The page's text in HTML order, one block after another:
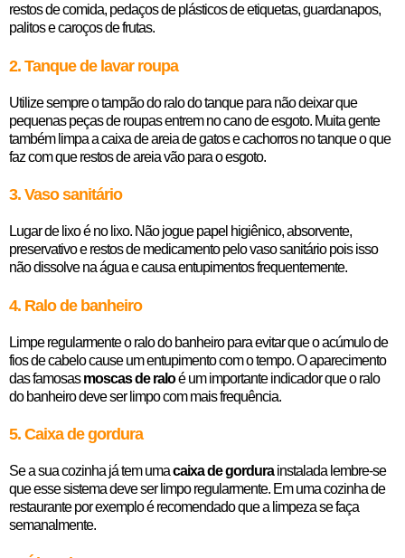
restos de comida, pedaços de plásticos de etiquetas, guardanapos,
palitos e caroços de frutas.
2. Tanque de lavar roupa
Utilize sempre o tampão do ralo do tanque para não deixar que
pequenas peças de roupas entrem no cano de esgoto. Muita gente
também limpa a caixa de areia de gatos e cachorros no tanque o que
faz com que restos de areia vão para o esgoto.
3. Vaso sanitário
Lugar de lixo é no lixo. Não jogue papel higiênico, absorvente,
preservativo e restos de medicamento pelo vaso sanitário pois isso
não dissolve na água e causa entupimentos frequentemente.
4. Ralo de banheiro
Limpe regularmente o ralo do banheiro para evitar que o acúmulo de
fios de cabelo cause um entupimento com o tempo. O aparecimento
das famosasmoscas de raloé um importante indicador que o ralo
do banheiro deve ser limpo com mais frequência.
5. Caixa de gordura
Se a sua cozinha já tem umacaixa de gordurainstalada lembre-se
que esse sistema deve ser limpo regularmente. Em uma cozinha de
restaurante por exemplo é recomendado que a limpeza se faça
semanalmente.